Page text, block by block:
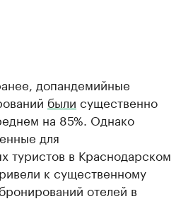
допандемийные
были существенно
на 85%. Однако
для
туристов в Краснодарском
к существенному
отелей в